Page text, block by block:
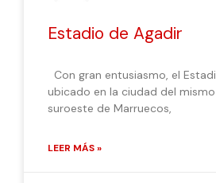
Estadio de Agadir
Con gran entusiasmo, el
ubicado en la ciudad del
suroeste de Marruecos,
LEER MÁS »